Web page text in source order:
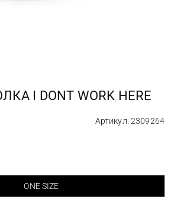
I DONT WORK HERE
Артикул: 2309264
ONE SIZE